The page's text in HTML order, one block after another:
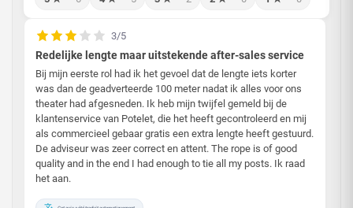
3/5
Redelijke lengte maar uitstekende after-sales service
Bij mijn eerste rol had ik het gevoel dat de lengte iets korter
was dan de geadverteerde 100 meter nadat ik alles voor ons
theater had afgesneden. Ik heb mijn twijfel gemeld bij de
klantenservice van Potelet, die het heeft gecontroleerd en mij
als commercieel gebaar gratis een extra lengte heeft gestuurd.
De adviseur was zeer correct en attent. The rope is of good
quality and in the end I had enough to tie all my posts. Ik raad
het aan.